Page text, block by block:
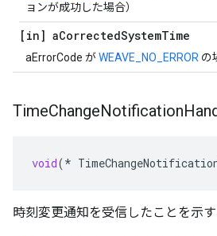
ョンが成功した場合）
[in] aCorrectedSystemTime
aErrorCode がWEAVE_NO_ERROR の
TimeChangeNotification
void(*
時刻変更通知を受信したことを示す